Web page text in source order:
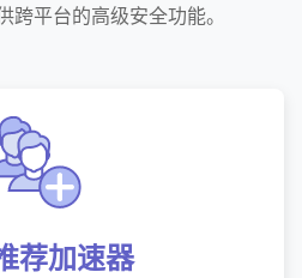
跨平台的高级安全功能。
荐加速器